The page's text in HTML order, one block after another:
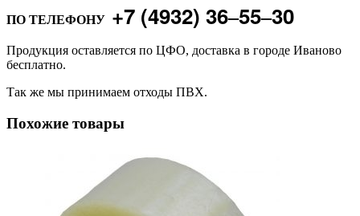
ПО ТЕЛЕФОНУ +7 (4932) 36‒55‒30
Продукция оставляется по ЦФО, доставка в городе Иваново
бесплатно.
Так же мы принимаем отходы ПВХ.
Похожие товары